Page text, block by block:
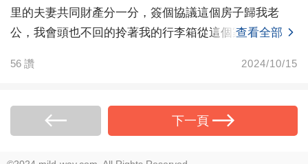
里的夫妻共同財產分一分，簽個協議這個房子歸我老
公，我會頭也不回的拎著我的行李箱從這個家里滾出
查看全部
56 讚 2024/10/15
下一頁